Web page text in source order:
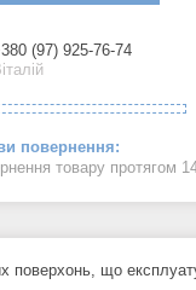
(97) 925-76-74
товару протягом
що